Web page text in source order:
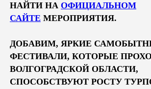
НАЙТИ НА ОФИЦИАЛЬНОМ
САЙТЕ МЕРОПРИЯТИЯ.
ДОБАВИМ, ЯРКИЕ
ФЕСТИВАЛИ, КОТОРЫЕ
ВОЛГОГРАДСКОЙ ОБЛАСТИ,
СПОСОБСТВУЮТ РОСТУ